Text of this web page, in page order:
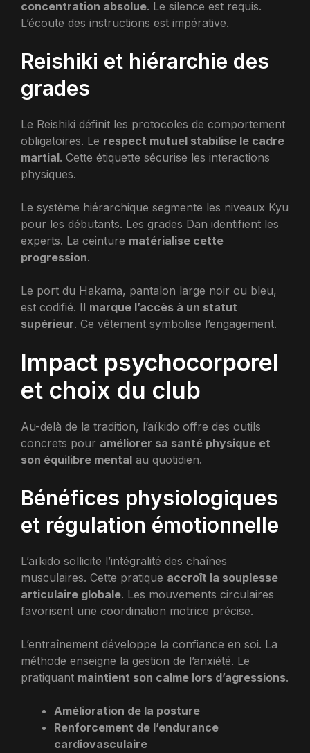
concentration absolue. Le silence est requis.
L’écoute des instructions est impérative.
Reishiki et hiérarchie des
grades
Le Reishiki définit les protocoles de comportement
obligatoires. Le respect mutuel stabilise le cadre
martial. Cette étiquette sécurise les interactions
physiques.
Le système hiérarchique segmente les niveaux Kyu
pour les débutants. Les grades Dan identifient les
experts. La ceinture matérialise cette
progression.
Le port du Hakama, pantalon large noir ou bleu,
est codifié. Il marque l’accès à un statut
supérieur. Ce vêtement symbolise l’engagement.
Impact psychocorporel
et choix du club
Au-delà de la tradition, l’aïkido offre des outils
concrets pour améliorer sa santé physique et
son équilibre mental au quotidien.
Bénéfices physiologiques
et régulation émotionnelle
L’aïkido sollicite l’intégralité des chaînes
musculaires. Cette pratique accroît la souplesse
articulaire globale. Les mouvements circulaires
favorisent une coordination motrice précise.
L’entraînement développe la confiance en soi. La
méthode enseigne la gestion de l’anxiété. Le
pratiquant maintient son calme lors d’agressions.
Amélioration de la posture
Renforcement de l’endurance
cardiovasculaire